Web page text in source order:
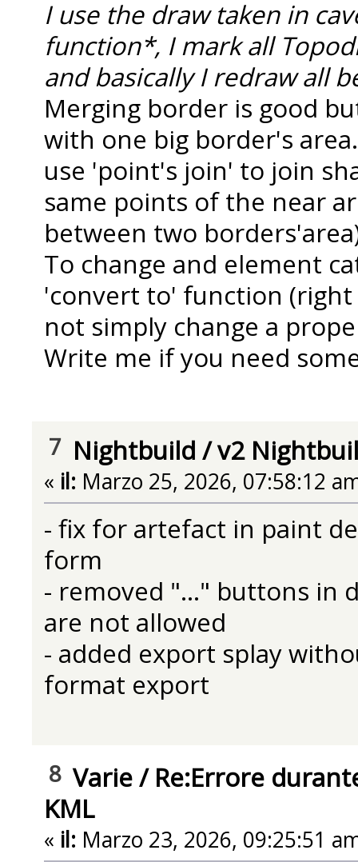
I use the draw taken in
function*, I mark all
and basically I redraw all
Merging border is good
with one big border's
use 'point's join' to join
same points of the near
between two
To change and element
'convert to' function (right
not simply change a
Write me if you need
7 Nightbuild /v2
« il: Marzo 25, 2026, 07:58:12
- fix for artefact in paint
form
- removed "..." buttons in
are not allowed
- added export splay
format export
8 Varie/ Re:Errore
KML
« il: Marzo 23, 2026, 09:25:51